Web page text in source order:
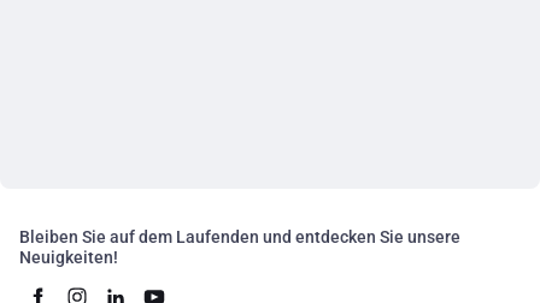
Bleiben Sie auf dem Laufenden und entdecken Sie unsere
Neuigkeiten!